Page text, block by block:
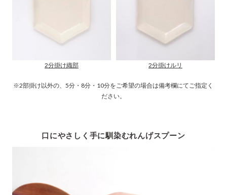
2分掛け織部 2分掛けルリ
※2部掛け以外の、5分・8分・10分をご希望の場合は備考欄にてご指定く
ださい。
口にやさしく手に馴染むれんげスプーン